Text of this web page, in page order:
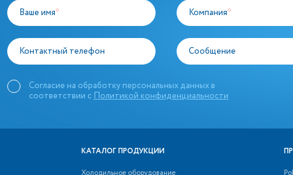
Ваше имя* Компания*
Контактный телефон Сообщение
Согласие на обработку персональных данных в
соответствии сПолитикой конфиденциальности
КАТАЛОГ ПРОДУКЦИИ
Холодильное оборудование